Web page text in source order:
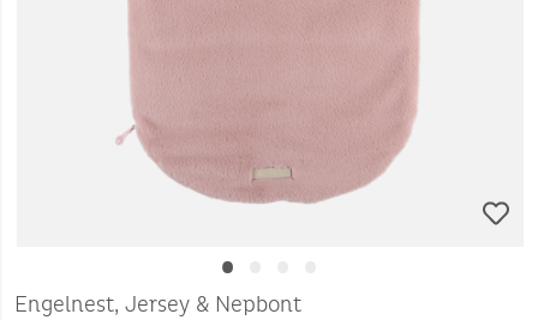
•
Engelnest, Jersey & Nepbont